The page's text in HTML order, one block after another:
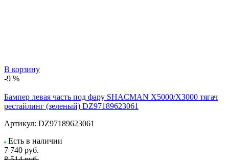
В корзину
-9 %
Бампер левая часть под фару SHACMAN X5000/X3000 тягач
рестайлинг (зеленый) DZ97189623061
Артикул: DZ97189623061
Есть в наличии
7 740 руб.